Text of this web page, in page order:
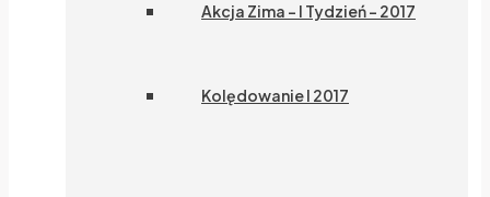
Akcja Zima – I Tydzień – 2017
Kolędowanie I 2017